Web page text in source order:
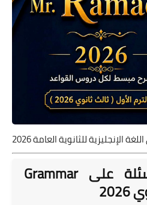
للثانوية العامة 2026
تدريبات وبنك أسئلة على Grammar